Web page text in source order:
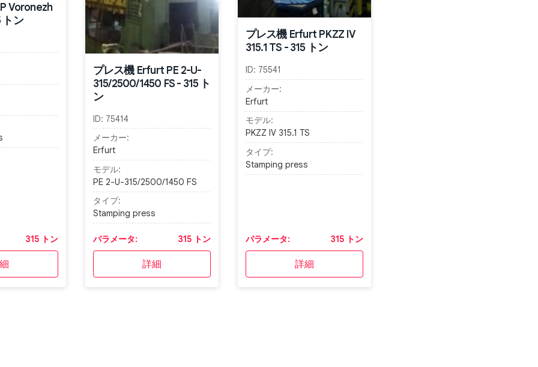
Voronezh
トン
315 トン
プレス機 Erfurt PE 2-U-
315/2500/1450 FS - 315 ト
ン
ID: 75414
メーカー:
Erfurt
モデル:
PE 2-U-315/2500/1450 FS
タイプ:
Stamping press
パラメータ: 315 トン
詳細
プレス機 Erfurt PKZZ IV
315.1 TS - 315 トン
ID: 75541
メーカー:
Erfurt
モデル:
PKZZ IV 315.1 TS
タイプ:
Stamping press
パラメータ: 315 トン
詳細